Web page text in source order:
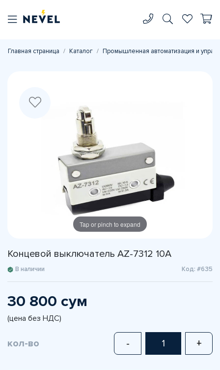
Главная страница Каталог Промышленная автоматизация и
Tap or pinch to expand
Концевой выключатель AZ-7312 10A
В наличии Код: #635
30 800 сум
(цена без НДС)
кол-во - +